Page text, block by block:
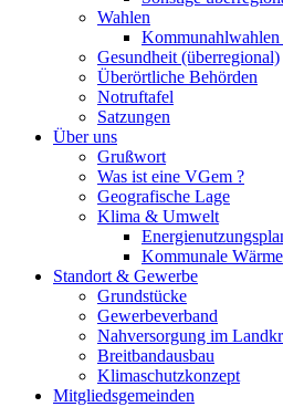
Wahlen
Kommunahlwahlen
Gesundheit (überregional)
Überörtliche Behörden
Notruftafel
Satzungen
Über uns
Grußwort
Was ist eine VGem ?
Geografische Lage
Klima & Umwelt
Kommunale
Standort & Gewerbe
Grundstücke
Gewerbeverband
Nahversorgung im
Breitbandausbau
Klimaschutzkonzept
Mitgliedsgemeinden